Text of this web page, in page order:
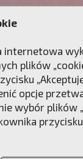
plików
opcje
wybór plików